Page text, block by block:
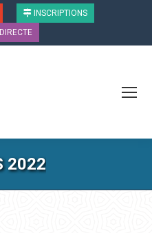
INSCRIPTIONS
2022